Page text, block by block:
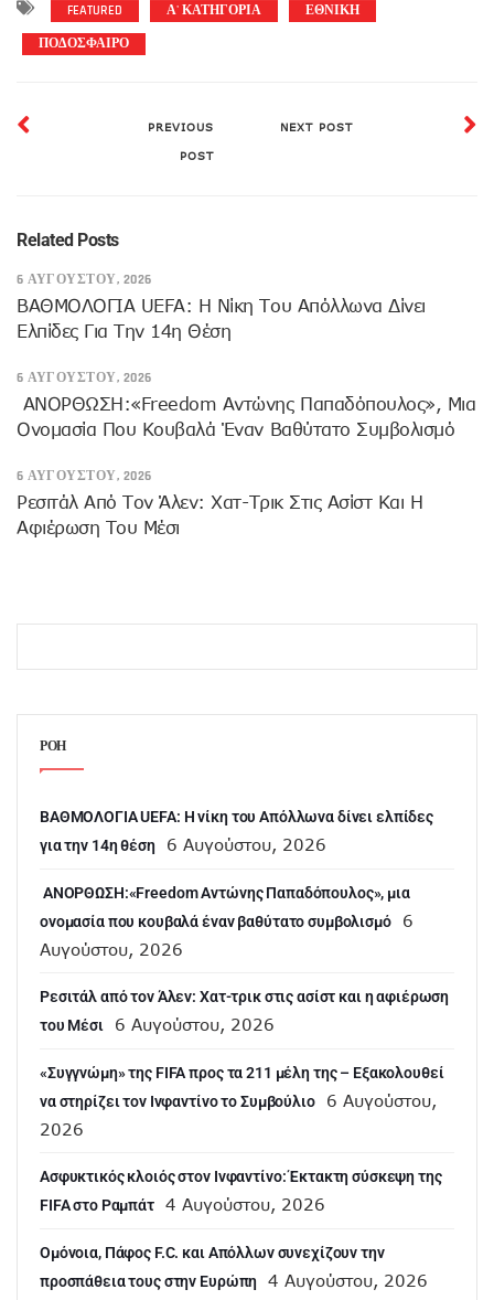
FEATURED Α' ΚΑΤΗΓΟΡΙΑ
ΕΘΝΙΚΗ
ΠΟΔΟΣΦΑΙΡΟ
PREVIOUS
POST
NEXT POST
Related Posts
6 ΑΥΓΟΎΣΤΟΥ, 2026
ΒΑΘΜΟΛΟΓΙΑ UEFA: Η Νίκη Του Απόλλωνα Δίνει
Ελπίδες Για Την 14η Θέση
6 ΑΥΓΟΎΣΤΟΥ, 2026
ANOΡΘΩΣΗ:«Freedom Αντώνης Παπαδόπουλος», Μια
Ονομασία Που Κουβαλά Έναν Βαθύτατο Συμβολισμό
6 ΑΥΓΟΎΣΤΟΥ, 2026
Ρεσιτάλ Από Τον Άλεν: Χατ-Τρικ Στις Ασίστ Και Η
Αφιέρωση Του Μέσι
ΡΟΗ
ΒΑΘΜΟΛΟΓΙΑ UEFA: Η νίκη του Απόλλωνα δίνει ελπίδες
για την 14η θέση
6 Αυγούστου, 2026
ANOΡΘΩΣΗ:«Freedom Αντώνης Παπαδόπουλος», μια
ονομασία που κουβαλά έναν βαθύτατο συμβολισμό
6
Αυγούστου, 2026
Ρεσιτάλ από τον Άλεν: Χατ-τρικ στις ασίστ και η αφιέρωση
του Μέσι
6 Αυγούστου, 2026
«Συγγνώμη» της FIFA προς τα 211 μέλη της – Εξακολουθεί
να στηρίζει τον Ινφαντίνο το Συμβούλιο
6 Αυγούστου,
2026
Ασφυκτικός κλοιός στον Ινφαντίνο: Έκτακτη σύσκεψη της
FIFA στο Ραμπάτ
4 Αυγούστου, 2026
Ομόνοια, Πάφος F.C. και Απόλλων συνεχίζουν την
προσπάθεια τους στην Ευρώπη
4 Αυγούστου, 2026